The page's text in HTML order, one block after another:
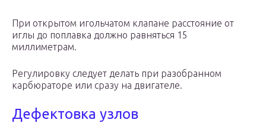
При открытом игольчатом клапане расстояние от
иглы до поплавка должно равняться 15
миллиметрам.
Регулировку следует делать при разобранном
карбюраторе или сразу на двигателе.
Дефектовка узлов